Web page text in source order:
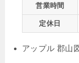
営業時間
定休日
アップル 郡山